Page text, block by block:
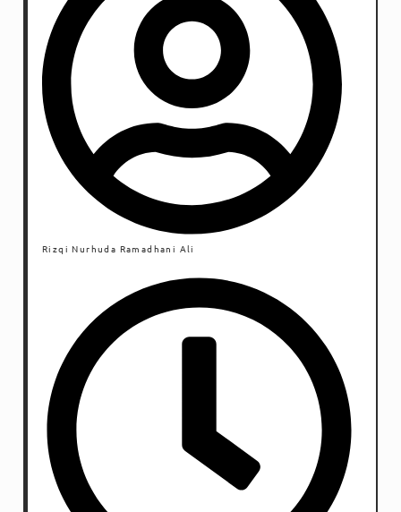
Rizqi Nurhuda Ramadhani Ali